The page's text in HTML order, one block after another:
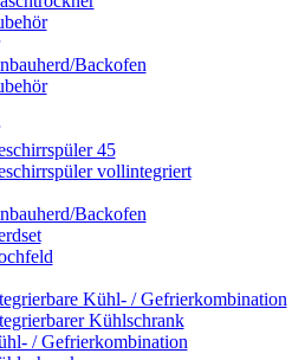
Backofen
45
vollintegriert
Backofen
Kühl- / Gefrierkombination
Kühlschrank
/ Gefrierkombination